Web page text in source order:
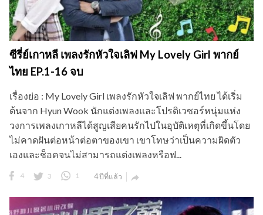
ซีรี่ย์เกาหลี เพลงรักหัวใจเลิฟ My Lovely Girl พากย์
ไทย EP.1-16 จบ
เรื่องย่อ : My Lovely Girl เพลงรักหัวใจเลิฟ พากย์ไทย ได้เริ่ม
ต้นจาก Hyun Wook นักแต่งเพลงและโปรดิเวซอร์หนุ่มแห่ง
วงการเพลงเกาหลีได้สูญเสียคนรักไปในอุบัติเหตุที่เกิดขึ้นโดย
ไม่คาดฝันต่อหน้าต่อตาของเขา เขาโทษว่าเป็นความผิดตัว
เองและช็อคจนไม่สามารถแต่งเพลงหรือฟ...
4 3 1 4 ปีที่แล้ว 